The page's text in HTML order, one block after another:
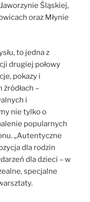
Śląskiej,
oraz Młynie
to jedna z
drugiej połowy
pokazy i
–
i
nie tylko o
popularnych
„Autentyczne
dla rodzin
dla dzieci – w
specjalne